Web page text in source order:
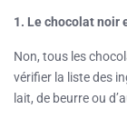
1. Le chocolat noir
Non, tous les
vérifier la liste des
lait, de beurre ou